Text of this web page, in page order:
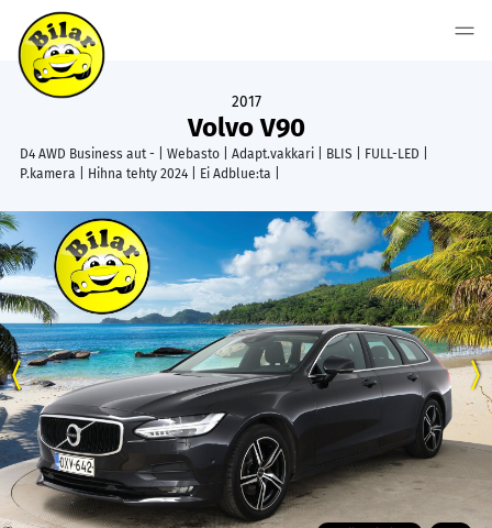
Volvo V90
2017
D4 AWD Business aut - | Webasto | Adapt.vakkari | BLIS | FULL-LED |
P.kamera | Hihna tehty 2024 | Ei Adblue:ta |